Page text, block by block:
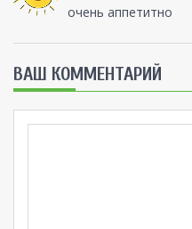
очень аппетитно
ВАШ КОММЕНТАРИЙ